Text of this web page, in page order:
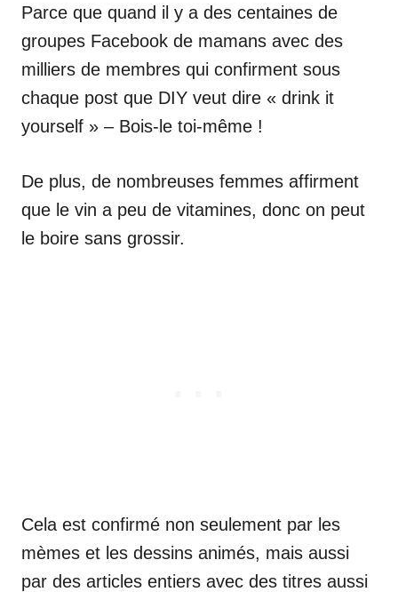
Parce que quand il y a des centaines de
groupes Facebook de mamans avec des
milliers de membres qui confirment sous
chaque post que DIY veut dire « drink it
yourself » – Bois-le toi-même !
De plus, de nombreuses femmes affirment
que le vin a peu de vitamines, donc on peut
le boire sans grossir.
Cela est confirmé non seulement par les
mèmes et les dessins animés, mais aussi
par des articles entiers avec des titres aussi